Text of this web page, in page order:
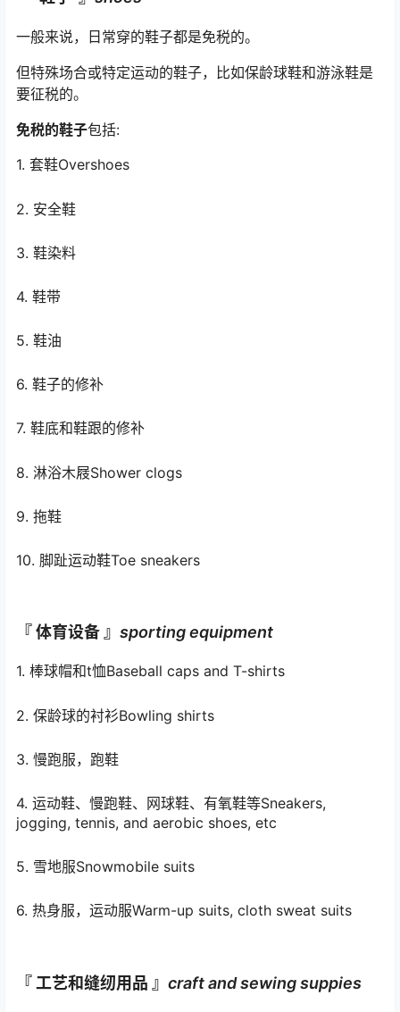
一般来说，日常穿的鞋子都是免税的。
但特殊场合或特定运动的鞋子，比如保龄球鞋和游泳鞋是
要征税的。
免税的鞋子包括:
1. 套鞋Overshoes
2. 安全鞋
3. 鞋染料
4. 鞋带
5. 鞋油
6. 鞋子的修补
7. 鞋底和鞋跟的修补
8. 淋浴木屐Shower clogs
9. 拖鞋
10. 脚趾运动鞋Toe sneakers
『 体育设备 』 sporting equipment
1. 棒球帽和t恤Baseball caps and T-shirts
2. 保龄球的衬衫Bowling shirts
3. 慢跑服，跑鞋
4. 运动鞋、慢跑鞋、网球鞋、有氧鞋等Sneakers,
jogging, tennis, and aerobic shoes, etc
5. 雪地服Snowmobile suits
6. 热身服，运动服Warm-up suits, cloth sweat suits
『 工艺和缝纫用品 』 craft and sewing suppies